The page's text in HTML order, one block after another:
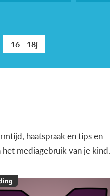
16 - 18j
haatspraak en tips en
mediagebruik van je kind.